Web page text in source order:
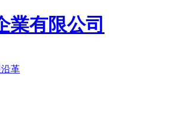
業有限公司
革